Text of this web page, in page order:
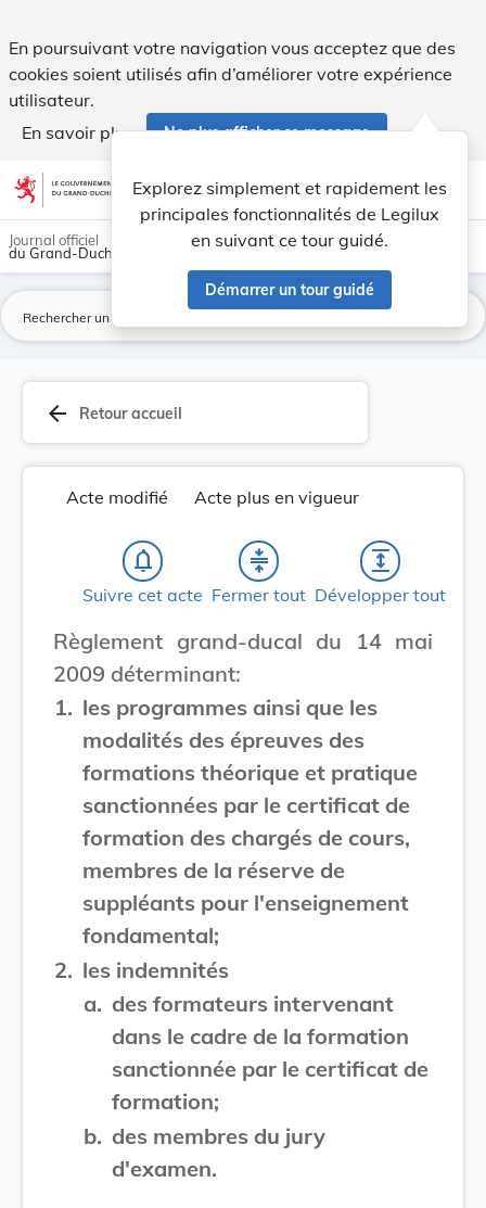
En poursuivant votre navigation vous acceptez que des
cookies soient utilisés afin d’améliorer votre expérience
utilisateur.
En savoir plus
Ne plus afficher ce message
Aller au contenu account_circle help Aide
Explorez simplement et rapidement les
principales fonctionnalités de Legilux
en suivant ce tour guidé.
Démarrer un tour guidé
light_mode dark_mode
Journal officiel
du Grand-Duché de Luxembourg
arrow_back Retour accueil
Acte modifié Acte plus en vigueur
notifications_none
Suivre cet acte
compress
Fermer tout
expand
Développer tout
Règlement grand-ducal du 14 mai
2009 déterminant:
1. les programmes ainsi que les
modalités des épreuves des
formations théorique et pratique
sanctionnées par le certificat de
formation des chargés de cours,
membres de la réserve de
suppléants pour l'enseignement
fondamental;
2. les indemnités
a. des formateurs intervenant
dans le cadre de la formation
sanctionnée par le certificat de
formation;
b. des membres du jury
d'examen.